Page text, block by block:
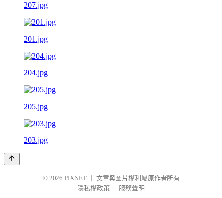
207.jpg
201.jpg
204.jpg
205.jpg
203.jpg
© 2026 PIXNET
文章與圖片權利屬原作者所有
隱私權政策
服務聲明